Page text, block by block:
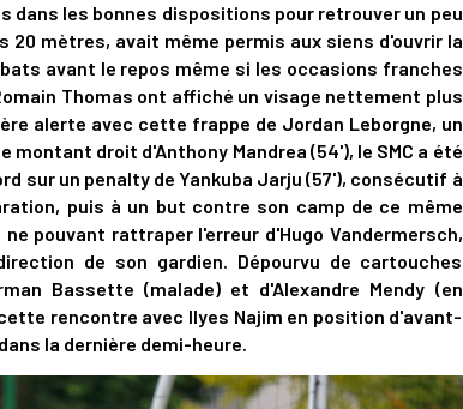
les bonnes dispositions pour retrouver un peu
20 mètres, avait même permis aux siens d'ouvrir la
avant le repos même si les occasions franches
Thomas ont affiché un visage nettement plus
alerte avec cette frappe de Jordan Leborgne, un
montant droit d'Anthony Mandrea (54'), le SMC a été
sur un penalty de Yankuba Jarju (57'), consécutif à
puis à un but contre son camp de ce même
pouvant rattraper l'erreur d'Hugo Vandermersch,
de son gardien. Dépourvu de cartouches
Bassette (malade) et d'Alexandre Mendy (en
rencontre avec Ilyes Najim en position d'avant-
la dernière demi-heure.